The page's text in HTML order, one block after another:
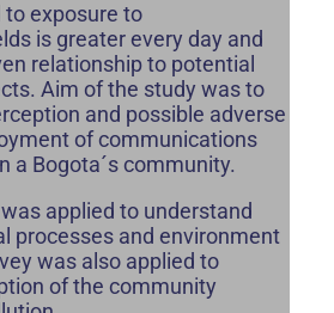
exposure to
is greater every day and
relationship to potential
Aim of the study was to
and possible adverse
of communications
a Bogota´s community.
applied to understand
processes and environment
was also applied to
of the community